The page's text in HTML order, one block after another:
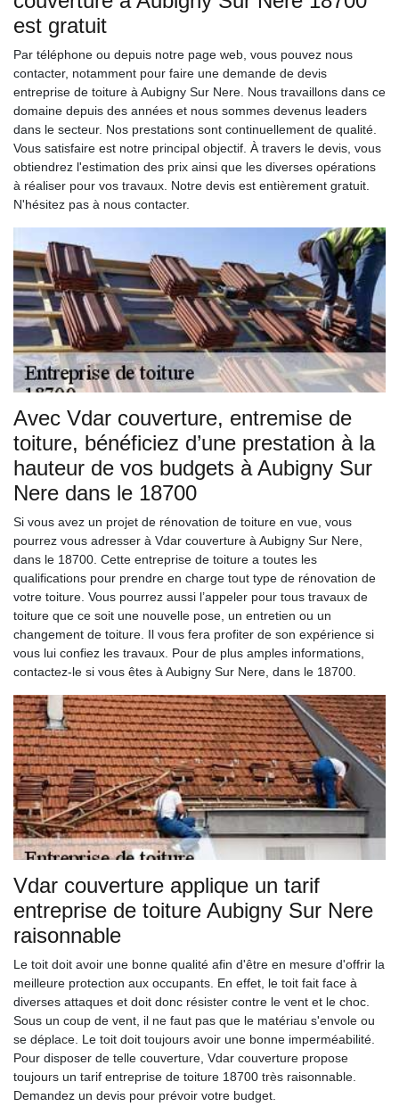
est gratuit
Par téléphone ou depuis notre page web, vous pouvez nous
contacter, notamment pour faire une demande de devis
entreprise de toiture à Aubigny Sur Nere. Nous travaillons dans ce
domaine depuis des années et nous sommes devenus leaders
dans le secteur. Nos prestations sont continuellement de qualité.
Vous satisfaire est notre principal objectif. À travers le devis, vous
obtiendrez l'estimation des prix ainsi que les diverses opérations
à réaliser pour vos travaux. Notre devis est entièrement gratuit.
N'hésitez pas à nous contacter.
Avec Vdar couverture, entremise de
toiture, bénéficiez d’une prestation à la
hauteur de vos budgets à Aubigny Sur
Nere dans le 18700
Si vous avez un projet de rénovation de toiture en vue, vous
pourrez vous adresser à Vdar couverture à Aubigny Sur Nere,
dans le 18700. Cette entreprise de toiture a toutes les
qualifications pour prendre en charge tout type de rénovation de
votre toiture. Vous pourrez aussi l’appeler pour tous travaux de
toiture que ce soit une nouvelle pose, un entretien ou un
changement de toiture. Il vous fera profiter de son expérience si
vous lui confiez les travaux. Pour de plus amples informations,
contactez-le si vous êtes à Aubigny Sur Nere, dans le 18700.
Vdar couverture applique un tarif
entreprise de toiture Aubigny Sur Nere
raisonnable
Le toit doit avoir une bonne qualité afin d'être en mesure d'offrir la
meilleure protection aux occupants. En effet, le toit fait face à
diverses attaques et doit donc résister contre le vent et le choc.
Sous un coup de vent, il ne faut pas que le matériau s'envole ou
se déplace. Le toit doit toujours avoir une bonne imperméabilité.
Pour disposer de telle couverture, Vdar couverture propose
toujours un tarif entreprise de toiture 18700 très raisonnable.
Demandez un devis pour prévoir votre budget.